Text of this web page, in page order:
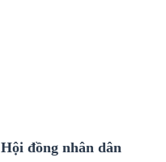
Hội đồng nhân dân